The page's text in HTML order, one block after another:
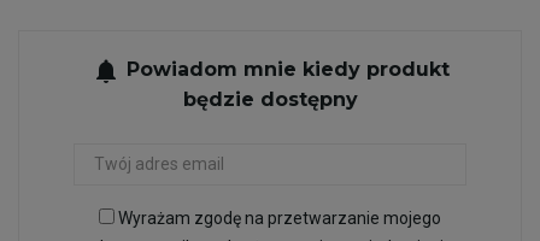
notifications Powiadom mnie kiedy produkt
będzie dostępny
Wyrażam zgodę na przetwarzanie mojego